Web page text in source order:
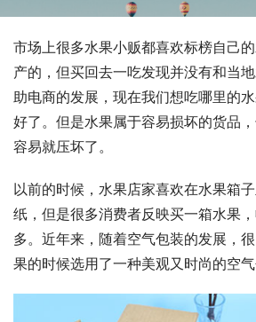
市场上很多水果小贩都喜欢标榜自己
产的，但买回去一吃发现并没有和当
助电商的发展，现在我们想吃哪里的
好了。但是水果属于容易损坏的货品
容易就压坏了。
以前的时候，水果店家喜欢在水果箱
纸，但是很多消费者反映买一箱水果
多。近年来，随着空气包装的发展，
果的时候选用了一种美观又时尚的空